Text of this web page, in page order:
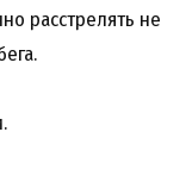
расстрелять не